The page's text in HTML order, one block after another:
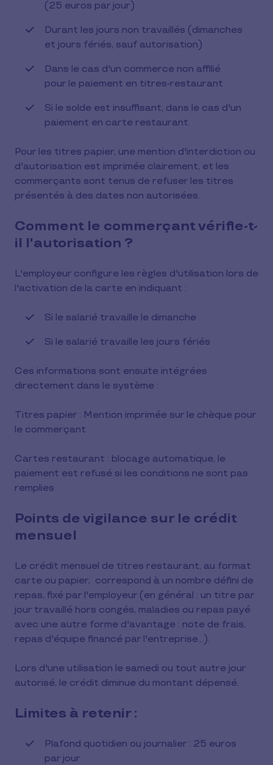
(25 euros par jour)
Durant les jours non travaillés (dimanches
et jours fériés, sauf autorisation)
Dans le cas d'un commerce non affilié
pour le paiement en titres-restaurant
Si le solde est insuffisant, dans le cas d'un
paiement en carte restaurant.
Pour les titres papier, une mention d'interdiction ou
d'autorisation est imprimée clairement, et les
commerçants sont tenus de refuser les titres
présentés à des dates non autorisées.
Comment le commerçant vérifie-t-
il l'autorisation ?
L'employeur configure les règles d'utilisation lors de
l'activation de la carte en indiquant :
Si le salarié travaille le dimanche
Si le salarié travaille les jours fériés
Ces informations sont ensuite intégrées
directement dans le système :
Titres papier : Mention imprimée sur le chèque pour
le commerçant
Cartes restaurant : blocage automatique, le
paiement est refusé si les conditions ne sont pas
remplies
Points de vigilance sur le crédit
mensuel
Le crédit mensuel de titres restaurant, au format
carte ou papier, correspond à un nombre défini de
repas, fixé par l'employeur (en général : un titre par
jour travaillé hors congés, maladies ou repas payé
avec une autre forme d'avantage : note de frais,
repas d'équipe financé par l'entreprise...).
Lors d'une utilisation le samedi ou tout autre jour
autorisé, le crédit diminue du montant dépensé.
Limites à retenir :
Plafond quotidien ou journalier : 25 euros
par jour